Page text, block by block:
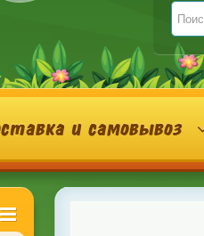
и самовывоз